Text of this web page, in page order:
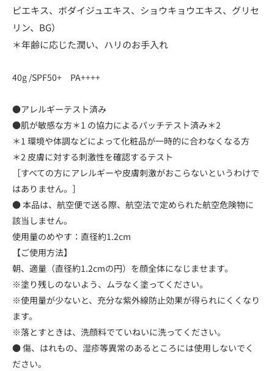
ピエキス、ボダイジュエキス、ショウキョウエキス、グリセ
リン、BG）
＊年齢に応じた潤い、ハリのお手入れ
40g /SPF50+ PA++++
●アレルギーテスト済み
●肌が敏感な方＊1 の協力によるパッチテスト済み＊2
＊1 環境や体調などによって化粧品が一時的に合わなくなる方
＊2 皮膚に対する刺激性を確認するテスト
［すべての方にアレルギーや皮膚刺激がおこらないというわけで
はありません。］
● 本品は、航空便で送る際、航空法で定められた航空危険物に
該当しません。
使用量のめやす：直径約1.2cm
【ご使用方法】
朝、適量（直径約1.2cmの円）を顔全体になじませます。
※塗り残しのないよう、ムラなく塗ってください。
※使用量が少ないと、充分な紫外線防止効果が得られにくくなり
ます。
※落とすときは、洗顔料でていねいに洗ってください。
● 傷、はれもの、湿疹等異常のあるところには使用しないでく
ださい。